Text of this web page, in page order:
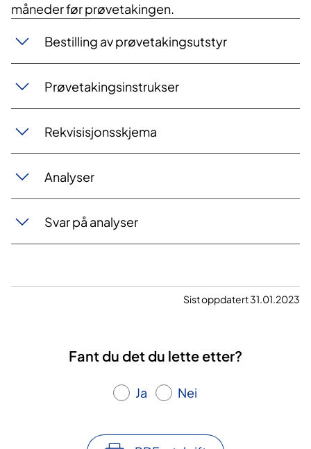
måneder før prøvetakingen.
Bestilling av prøvetakingsutstyr
Prøvetakingsinstrukser
Rekvisisjonsskjema
Analyser
Svar på analyser
Sist oppdatert 31.01.2023
Fant du det du lette etter?
Ja Nei